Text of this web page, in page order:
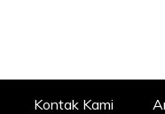
Kontak Kami